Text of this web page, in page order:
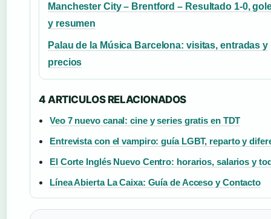
Manchester City – Brentford – Resultado 1-0,
y resumen
Palau de la Música Barcelona: visitas, entradas y
precios
4 ARTICULOS RELACIONADOS
Veo 7 nuevo canal: cine y series gratis en TDT
Entrevista con el vampiro: guía LGBT, reparto y
El Corte Inglés Nuevo Centro: horarios, salarios y
Línea Abierta La Caixa: Guía de Acceso y Contacto